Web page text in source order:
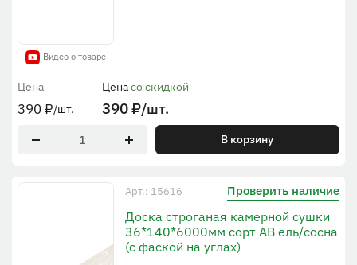
Видео о товаре
Цена
390₽/шт.
Ценасо скидкой
390₽/шт.
В корзину
Арт.: 15616 Проверить наличие
Доска строганая камерной сушки
36*140*6000мм сорт AB ель/сосна
(с фаской на углах)